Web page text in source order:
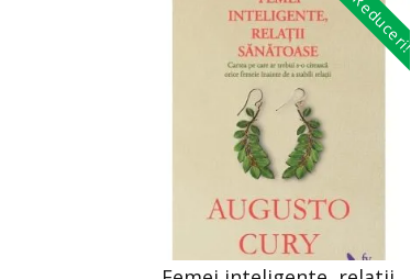
Reduceri!